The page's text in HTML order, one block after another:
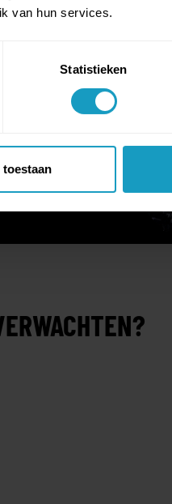
van hun services.
Statistieken
toestaan